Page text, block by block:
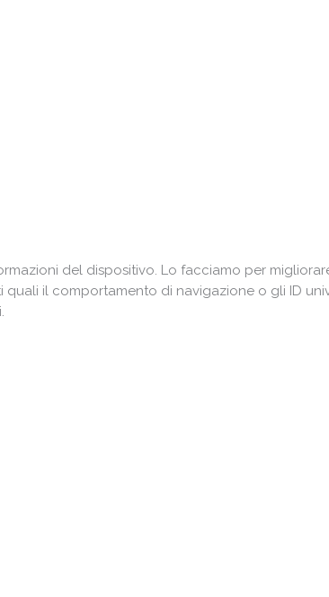
del dispositivo. Lo facciamo per
il comportamento di navigazione o gli ID